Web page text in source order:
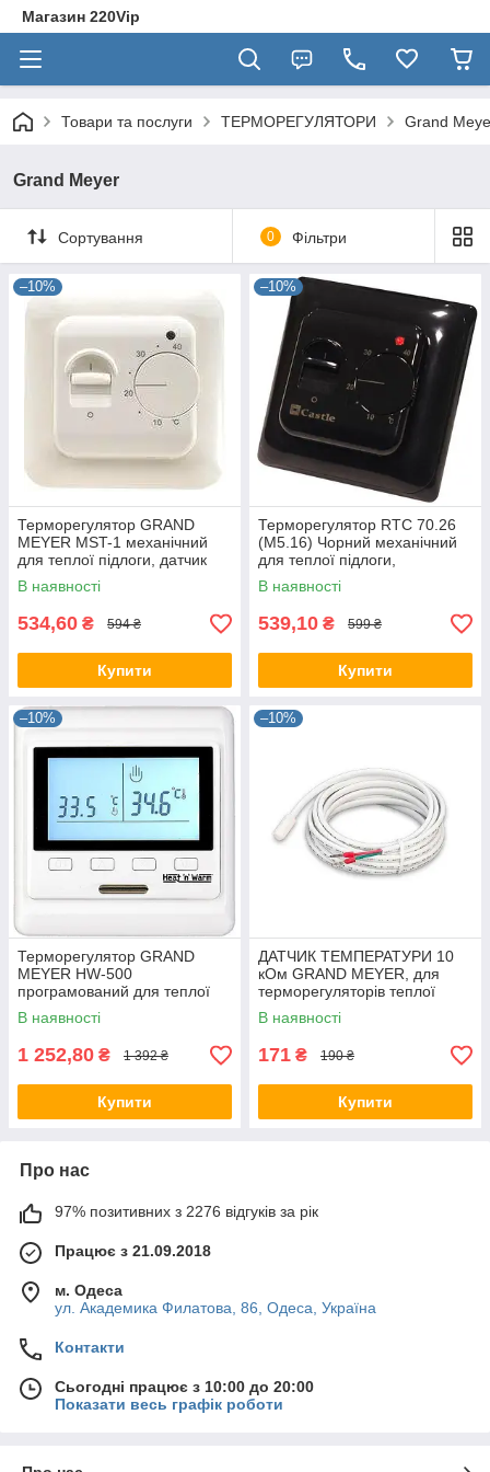
Магазин 220Vip
Товари та послуги ТЕРМОРЕГУЛЯТОРИ Grand
Grand Meyer
Сортування 0 Фільтри
–10%
Терморегулятор GRAND
MEYER MST-1 механічний
для теплої підлоги, датчик
температури підлоги,
термостат Гренд Меєр
В наявності
534,60 ₴ 594 ₴
Купити
–10%
Терморегулятор RTC 70.26
(M5.16) Чорний механічний
для теплої підлоги,
термостат, датчик
температури (gm)
В наявності
539,10 ₴ 599 ₴
Купити
–10%
Терморегулятор GRAND
MEYER HW-500
програмований для теплої
підлоги, датчик температури
підлоги, термостат Гренд
В наявності
1 252,80 ₴ 1 392 ₴
Купити
–10%
ДАТЧИК ТЕМПЕРАТУРИ 10
кOм GRAND MEYER, для
терморегуляторів теплої
підлоги
В наявності
171 ₴ 190 ₴
Купити
Про нас
97% позитивних з 2276 відгуків за рік
Працює з 21.09.2018
м. Одеса
ул. Академика Филатова, 86, Одеса, Україна
Контакти
Сьогодні працює з 10:00 до 20:00
Показати весь графік роботи